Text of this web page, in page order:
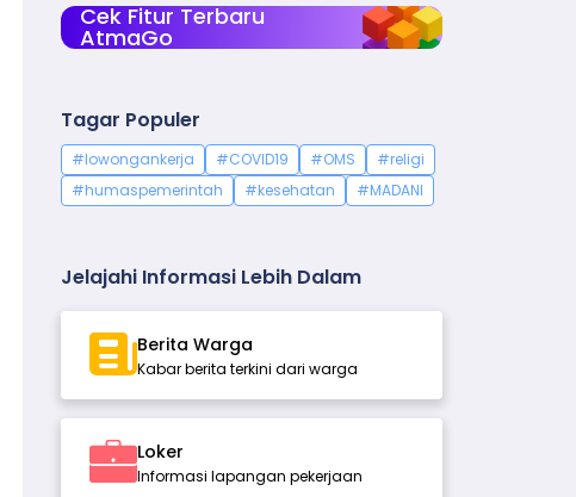
Cek Fitur Terbaru
AtmaGo
Tagar Populer
#lowongankerja #COVID19 #OMS
#religi
#humaspemerintah
#kesehatan #MADANI
Jelajahi Informasi Lebih Dalam
Berita Warga
Kabar berita terkini dari warga
Loker
Informasi lapangan pekerjaan